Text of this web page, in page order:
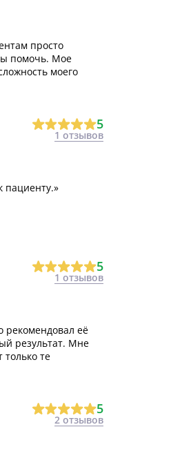
просто
помочь. Мое
моего
5
1 отзывов
5
1 отзывов
рекомендовал её
результат. Мне
те
5
2 отзывов